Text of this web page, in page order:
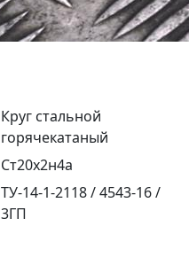
Круг стальной
горячекатаный
Ст20х2н4а
ТУ-14-1-2118 / 4543-16 /
3ГП